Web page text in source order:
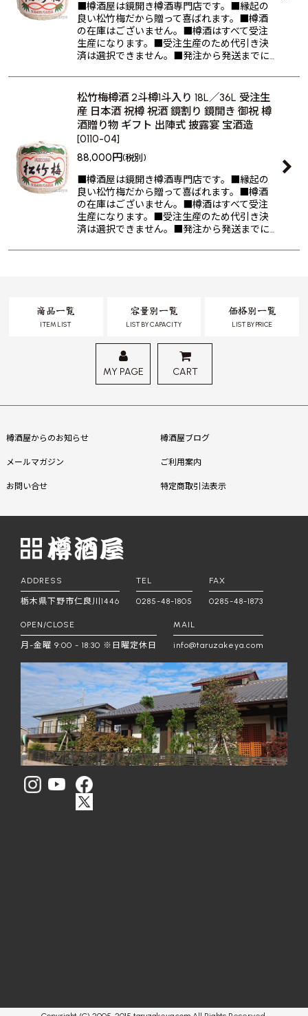
■樽酒屋は鏡開き樽酒専門店です。■縁起の
良い松竹梅だから贈って喜ばれます。■樽酒
の在庫はございません。■樽酒はすべて受注
生産になります。■受注生産のため代引き決
済は選択できません。■発注から発送までに…
松竹梅樽酒 2斗樽1斗入り 18L／36L 受注生
産 日本酒 祝樽 祝酒 鏡割り 鏡開き 御祝 樽
酒贈り物 ギフト 出陣式 披露宴 宝酒造
[0110-04]
88,000円(税別)
■樽酒屋は鏡開き樽酒専門店です。■縁起の
良い松竹梅だから贈って喜ばれます。■樽酒
の在庫はございません。■樽酒はすべて受注
生産になります。■受注生産のため代引き決
済は選択できません。■発注から発送までに…
商品一覧
ITEM LIST
容量別一覧
LIST BY CAPACITY
価格別一覧
LIST BY PRICE
MY PAGE CART
樽酒屋からのお知らせ 樽酒屋ブログ
メールマガジン ご利用案内
お問い合せ 特定商取引法表示
ADDRESS
栃木県下野市仁良川1446
TEL
0285-48-1805
FAX
0285-48-1873
OPEN/CLOSE
月-金曜 9:00 - 18:30 ※日曜定休日
MAIL
info@taruzakeya.com